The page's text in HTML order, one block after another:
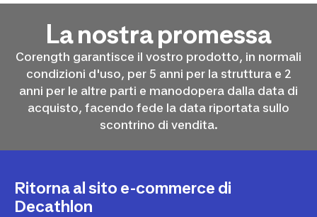
La nostra promessa
Corength garantisce il vostro prodotto, in normali
condizioni d'uso, per 5 anni per la struttura e 2
anni per le altre parti e manodopera dalla data di
acquisto, facendo fede la data riportata sullo
scontrino di vendita.
Ritorna al sito e-commerce di
Decathlon